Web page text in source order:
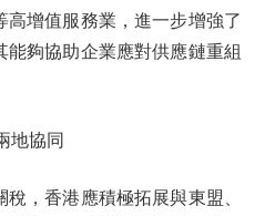
高增值服務業，進一步增強了
夠協助企業應對供應鏈重組
協同
，香港應積極拓展與東盟、